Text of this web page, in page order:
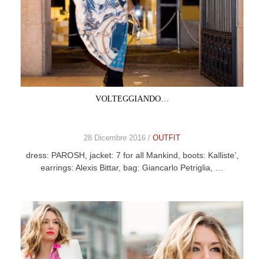
VOLTEGGIANDO…
28 Dicembre 2016 / OUTFIT
dress: PAROSH, jacket: 7 for all Mankind, boots: Kalliste’,
earrings: Alexis Bittar, bag: Giancarlo Petriglia, …